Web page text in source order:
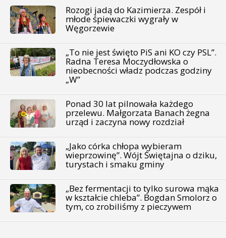
Rozogi jadą do Kazimierza. Zespół i
młode śpiewaczki wygrały w
Węgorzewie
„To nie jest święto PiS ani KO czy PSL”.
Radna Teresa Moczydłowska o
nieobecności władz podczas godziny
„W”
Ponad 30 lat pilnowała każdego
przelewu. Małgorzata Banach żegna
urząd i zaczyna nowy rozdział
„Jako córka chłopa wybieram
wieprzowinę”. Wójt Świętajna o dziku,
turystach i smaku gminy
„Bez fermentacji to tylko surowa mąka
w kształcie chleba”. Bogdan Smolorz o
tym, co zrobiliśmy z pieczywem